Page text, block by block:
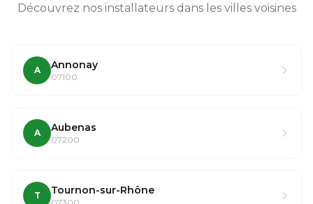
Découvrez nos installateurs dans les villes voisines
A Annonay
07100
A Aubenas
07200
T Tournon-sur-Rhône